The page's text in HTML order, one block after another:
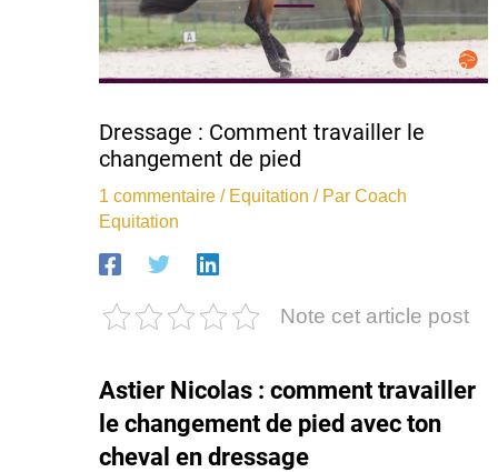
Dressage : Comment travailler le
changement de pied
1 commentaire / Equitation / Par Coach
Equitation
Note cet article post
Astier Nicolas : comment travailler
le changement de pied avec ton
cheval en dressage